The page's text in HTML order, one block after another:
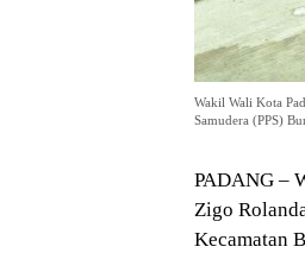
Wakil Wali Kota
Samudera (PPS)
PADANG –
Zigo
Kecamatan